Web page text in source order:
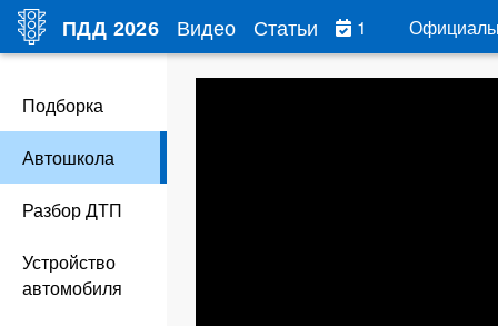
ПДД 2026 Видео Статьи 1
Подборка
Автошкола
Разбор ДТП
Устройство
автомобиля